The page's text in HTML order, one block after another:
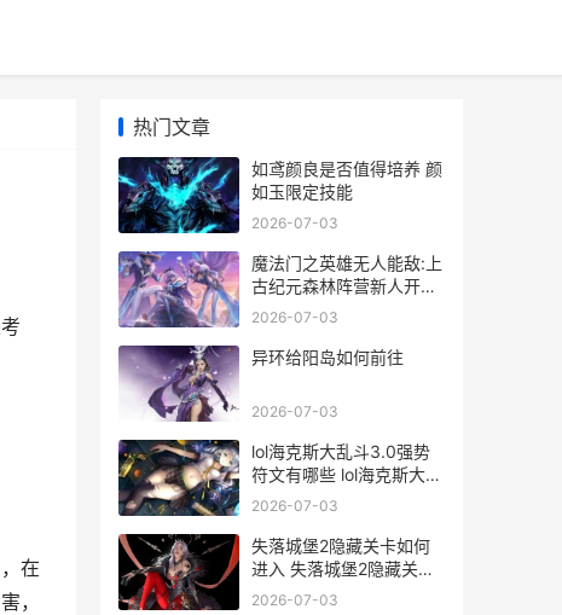
在
，
热门文章
如鸢颜良是否值得培养 颜
如玉限定技能
2026-07-03
魔法门之英雄无人能敌:上
古纪元森林阵营新人开荒
如何玩 魔法门之英雄无敌
2026-07-03
异环给阳岛如何前往
2026-07-03
lol海克斯大乱斗3.0强势
符文有哪些 lol海克斯大乱
斗高压锅
2026-07-03
失落城堡2隐藏关卡如何
进入 失落城堡2隐藏关卡
触发条件
2026-07-03